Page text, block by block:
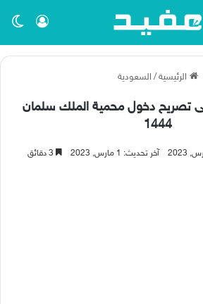
تسجيل
الرئيسية/ السعودية
تصريح دخول محمية الملك سلمان
1444
آخر تحديث: 1 مارس, 2023